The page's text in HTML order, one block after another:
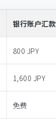
银行账户汇款
800 JPY
1,600 JPY
免费